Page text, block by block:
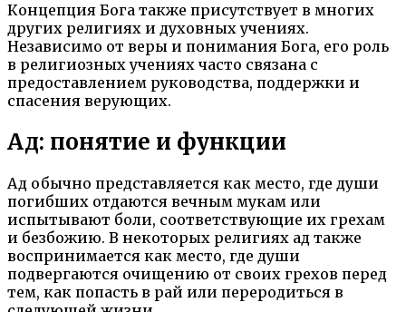
Концепция Бога также присутствует в многих
других религиях и духовных учениях.
Независимо от веры и понимания Бога, его роль
в религиозных учениях часто связана с
предоставлением руководства, поддержки и
спасения верующих.
Ад: понятие и функции
Ад обычно представляется как место, где души
погибших отдаются вечным мукам или
испытывают боли, соответствующие их грехам
и безбожию. В некоторых религиях ад также
воспринимается как место, где души
подвергаются очищению от своих грехов перед
тем, как попасть в рай или переродиться в